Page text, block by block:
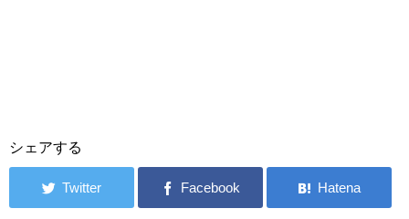
シェアする